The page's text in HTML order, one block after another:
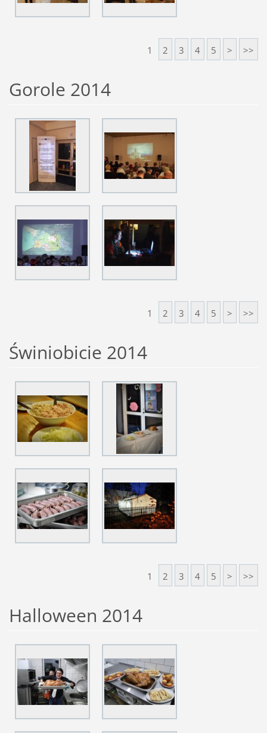
1 2 3 4 5 > >>
Gorole 2014
1 2 3 4 5 > >>
Świniobicie 2014
1 2 3 4 5 > >>
Halloween 2014